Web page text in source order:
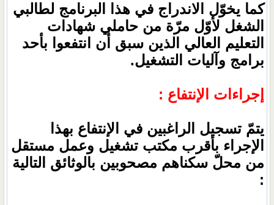
كما يخوّل الاندراج في هذا البرنامج لطالبي
الشغل لأوّل مرّة من حاملي شهادات
التعليم العالي الذين سبق أن انتفعوا بأحد
برامج وآليات التشغيل.
إجراءات الإنتفاع :
يتمّ تسجيل الراغبين في الإنتفاع بهذا
الإجراء بأقرب مكتب تشغيل وعمل مستقل
من محلّ سكناهم مصحوبين بالوثائق التالية
: